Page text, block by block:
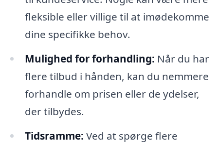
fleksible eller villige til at imødekomme
dine specifikke behov.
Mulighed for forhandling: Når du har
flere tilbud i hånden, kan du nemmere
forhandle om prisen eller de ydelser,
der tilbydes.
Tidsramme: Ved at spørge flere